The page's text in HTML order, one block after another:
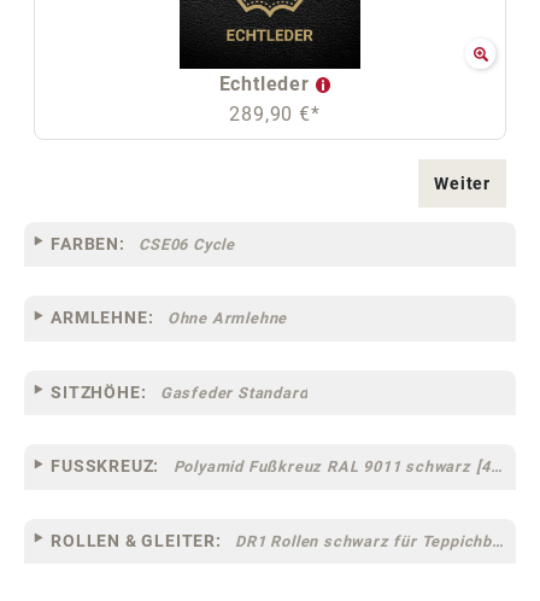
Echtleder
289,90 €*
Weiter
FARBEN: CSE06 Cycle
ARMLEHNE: Ohne Armlehne
SITZHÖHE: Gasfeder Standard
FUSSKREUZ: Polyamid Fußkreuz RAL 9011 schwarz [44]
ROLLEN & GLEITER: DR1 Rollen schwarz für Teppichböden [10]